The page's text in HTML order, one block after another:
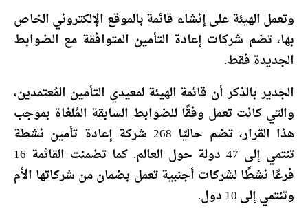
وتعمل الهيئة على إنشاء قائمة بالموقع الإلكتروني الخاص
بها، تضم شركات إعادة التأمين المتوافقة مع الضوابط
الجديدة فقط.
الجدير بالذكر أن قائمة الهيئة لمعيدي التأمين المُعتمدين،
والتي كانت تعمل وفقًا للضوابط السابقة المُلغاة بموجب
هذا القرار، تضم حاليًا 268 شركة إعادة تأمين نشطة
تنتمي إلى 47 دولة حول العالم. كما تضمنت القائمة 16
فرعًا نشطًا لشركات أجنبية تعمل بضمان من شركاتها الأم
وتنتمي إلى 10 دول.